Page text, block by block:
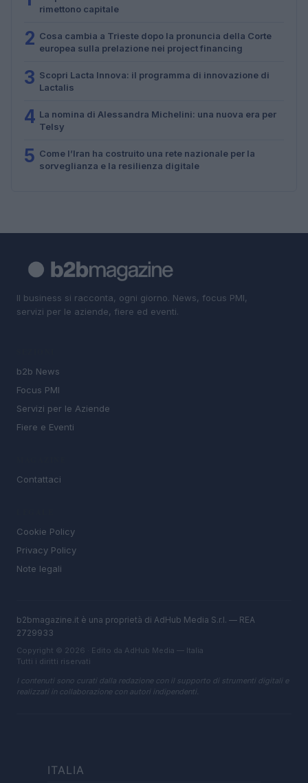
rimettono capitale
2 Cosa cambia a Trieste dopo la pronuncia della Corte
europea sulla prelazione nei project financing
3 Scopri Lacta Innova: il programma di innovazione di
Lactalis
4 La nomina di Alessandra Michelini: una nuova era per
Telsy
5 Come l’Iran ha costruito una rete nazionale per la
sorveglianza e la resilienza digitale
Il business si racconta, ogni giorno. News, focus PMI,
servizi per le aziende, fiere ed eventi.
b2b News
Focus PMI
Servizi per le Aziende
Fiere e Eventi
Contattaci
Cookie Policy
Privacy Policy
Note legali
b2bmagazine.it è una proprietà di AdHub Media S.r.l. — REA
2729933
Copyright © 2026 · Edito da AdHub Media — Italia
Tutti i diritti riservati
I contenuti sono curati dalla redazione con il supporto di strumenti digitali e
realizzati in collaborazione con autori indipendenti.
ITALIA